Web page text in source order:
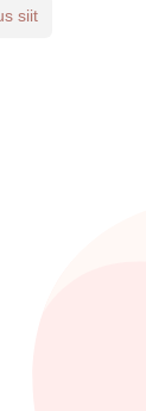
siit